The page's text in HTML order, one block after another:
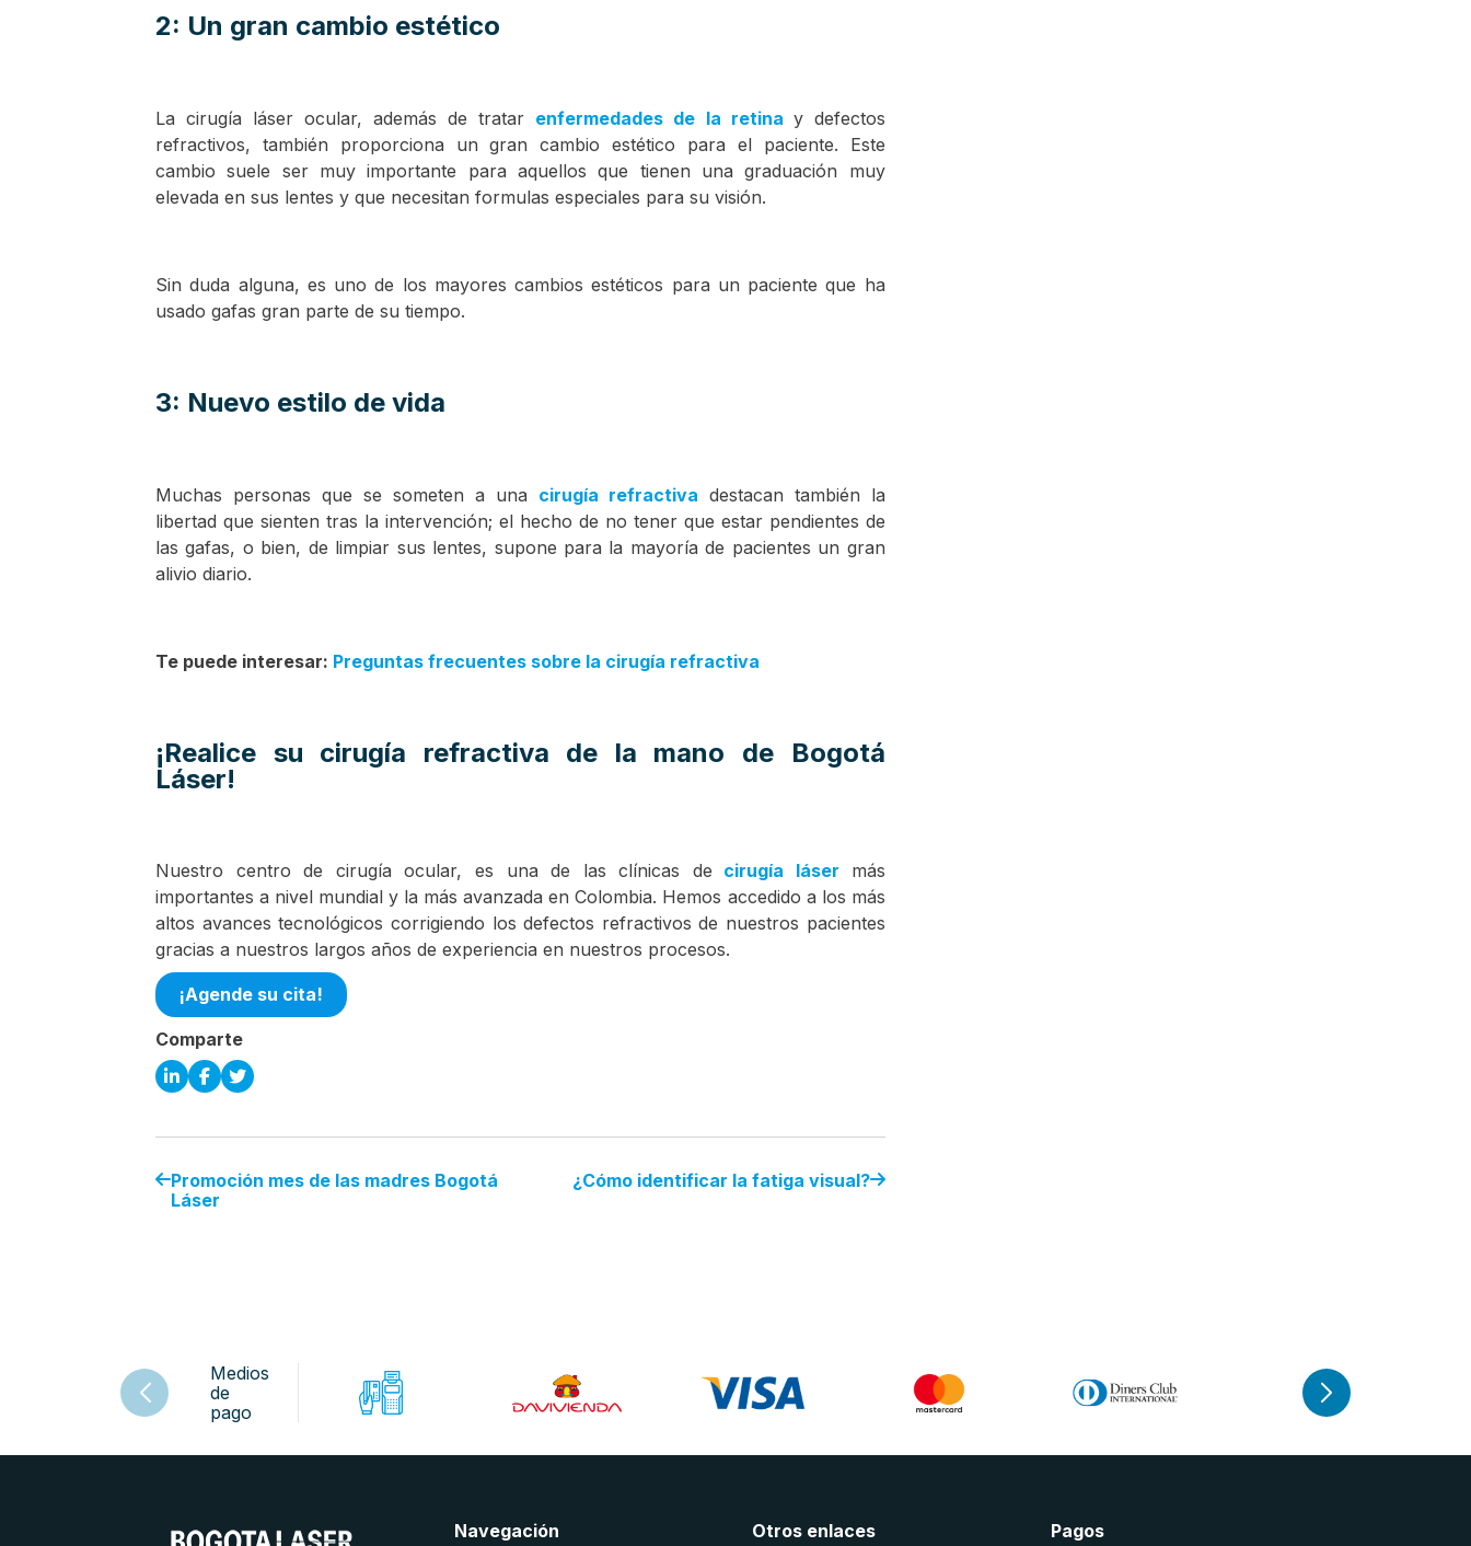
2: Un gran cambio estético
La cirugía láser ocular, además de tratar enfermedades de la retina y defectos
refractivos, también proporciona un gran cambio estético para el paciente. Este
cambio suele ser muy importante para aquellos que tienen una graduación muy
elevada en sus lentes y que necesitan formulas especiales para su visión.
Sin duda alguna, es uno de los mayores cambios estéticos para un paciente que ha
usado gafas gran parte de su tiempo.
3: Nuevo estilo de vida
Muchas personas que se someten a una cirugía refractiva destacan también la
libertad que sienten tras la intervención; el hecho de no tener que estar pendientes de
las gafas, o bien, de limpiar sus lentes, supone para la mayoría de pacientes un gran
alivio diario.
Te puede interesar: Preguntas frecuentes sobre la cirugía refractiva
¡Realice su cirugía refractiva de la mano de Bogotá
Láser!
Nuestro centro de cirugía ocular, es una de las clínicas de cirugía láser
más
importantes a nivel mundial y la más avanzada en Colombia. Hemos accedido a los más
altos avances tecnológicos corrigiendo los defectos refractivos de nuestros pacientes
gracias a nuestros largos años de experiencia en nuestros procesos.
¡Agende su cita!
Comparte
Promoción mes de las madres Bogotá
Láser
¿Cómo identificar la fatiga visual?
Medios
de
pago
Navegación Otros enlaces Pagos